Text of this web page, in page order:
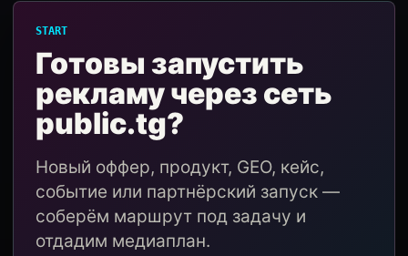
START
Готовы запустить
рекламу через сеть
public.tg?
Новый оффер, продукт, GEO, кейс,
событие или партнёрский запуск —
соберём маршрут под задачу и
отдадим медиаплан.